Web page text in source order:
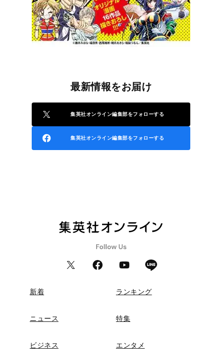
最新情報をお届け
集英社オンライン編集部をフォローする
集英社オンライン編集部をフォローする
新着 ランキング
ニュース 特集
ビジネス エンタメ